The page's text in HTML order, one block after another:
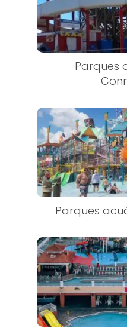
Parques
Parques